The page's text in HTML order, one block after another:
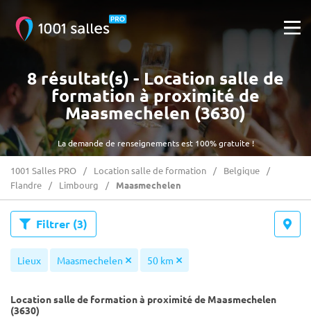
La demande de renseignements est 100% gratuite !
8 résultat(s) - Location salle de
formation à proximité de
Maasmechelen (3630)
1001 Salles PRO Location salle de formation
Belgique
Flandre
Limbourg Maasmechelen
Filtrer (3)
Lieux Maasmechelen 50 km
Location salle de formation à proximité de Maasmechelen
(3630)